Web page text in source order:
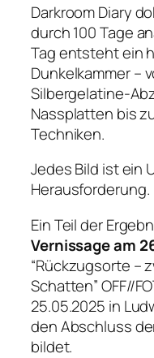
Darkroom Diary
durch 100 Tage
Tag entsteht ein
Dunkelkammer –
Silbergelatine-
Nassplatten bis
Techniken.
Jedes Bild ist ein
Herausforderung.
Ein Teil der
Vernissage am
“Rückzugsorte –
Schatten” OFF//
25.05.2025 in
den Abschluss
bildet.